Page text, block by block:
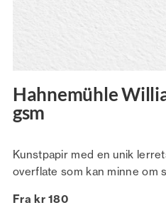
Hahnemühle
gsm
Kunstpapir med en unik
overflate som kan minne om
Fra kr 180